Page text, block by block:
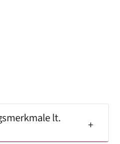
lt.